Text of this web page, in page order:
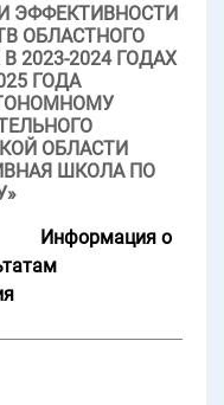
ЭФФЕКТИВНОСТИ
ОБЛАСТНОГО
2024 ГОДАХ
ГОДА
ОБЛАСТИ
ШКОЛА ПО
Информация о